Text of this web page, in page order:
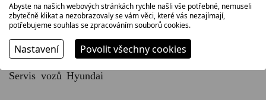
603 894 796
jiri.kadlec@arservis.cz
Servis vozů Hyundai
Abyste na našich webových stránkách rychle našli vše potřebné, nemuseli
zbytečně klikat a nezobrazovaly se vám věci, které vás nezajímají,
potřebujeme souhlas se zpracováním souborů cookies.
Nastavení Povolit všechny cookies